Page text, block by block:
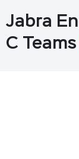
Jabra
C Teams